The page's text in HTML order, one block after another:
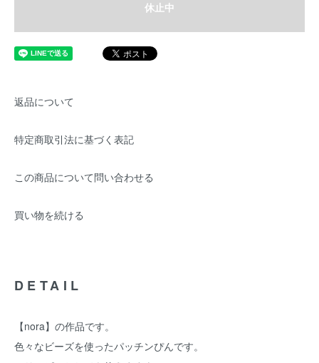
休止中
返品について
特定商取引法に基づく表記
この商品について問い合わせる
買い物を続ける
DETAIL
【nora】の作品です。
色々なビーズを使ったパッチンぴんです。